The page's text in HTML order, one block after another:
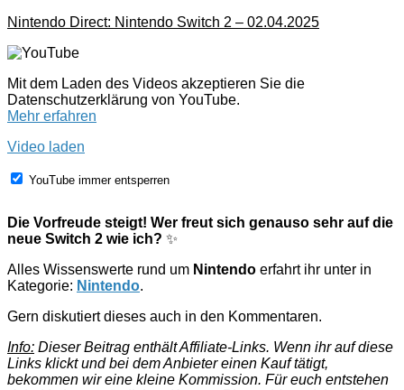
Nintendo Direct: Nintendo Switch 2 – 02.04.2025
Mit dem Laden des Videos akzeptieren Sie die
Datenschutzerklärung von YouTube.
Mehr erfahren
Video laden
YouTube immer entsperren
Die Vorfreude steigt! Wer freut sich genauso sehr auf die
neue Switch 2 wie ich? ✨
Alles Wissenswerte rund um Nintendo erfahrt ihr unter in
Kategorie: Nintendo.
Gern diskutiert dieses auch in den Kommentaren.
Info: Dieser Beitrag enthält Affiliate-Links. Wenn ihr auf diese
Links klickt und bei dem Anbieter einen Kauf tätigt,
bekommen wir eine kleine Kommission. Für euch entstehen